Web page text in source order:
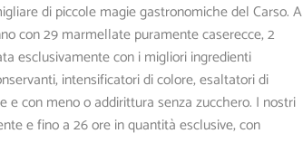
di piccole magie gastronomiche del Carso. A
con 29 marmellate puramente caserecce, 2
esclusivamente con i migliori ingredienti
intensificatori di colore, esaltatori di
e con meno o addirittura senza zucchero. I nostri
e fino a 26 ore in quantità esclusive, con